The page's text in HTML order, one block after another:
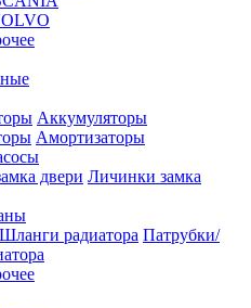
Аккумуляторы
Амортизаторы
Личинки замка
Патрубки/